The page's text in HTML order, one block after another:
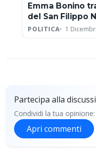
Emma Bonino
del San Filippo
clinica
POLITICA 1
Partecipa alla
Condividi la tua
Apri commenti